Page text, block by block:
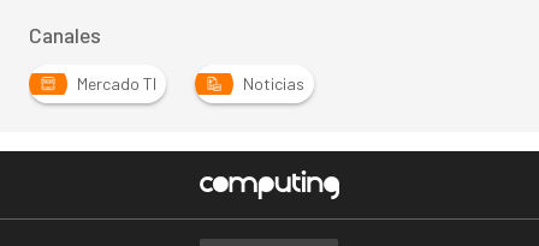
Canales
Mercado TI Noticias